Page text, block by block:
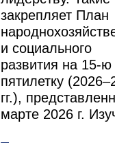
закрепляет План
и социального
развития на 15-ю
пятилетку
гг.),
марте 2026 г.